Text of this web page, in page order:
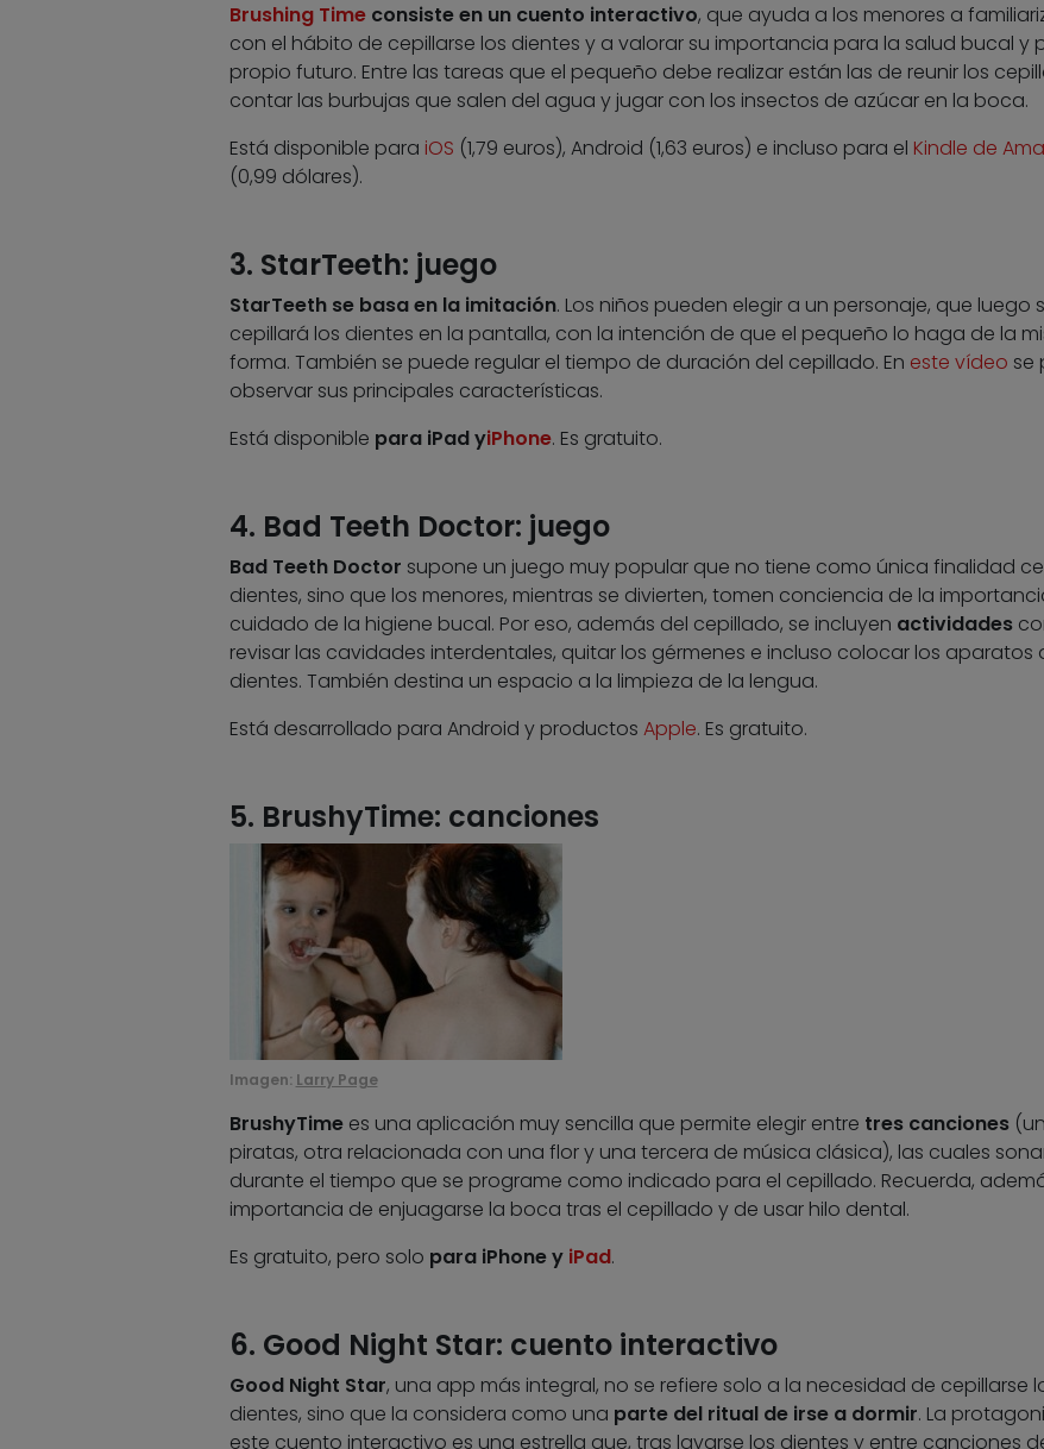
Brushing Timeconsiste en un cuento interactivo, que ayuda a los menores a
con el hábito de cepillarse los dientes y a valorar su importancia para la salud bucal y
propio futuro. Entre las tareas que el pequeño debe realizar están las de reunir los
contar las burbujas que salen del agua y jugar con los insectos de azúcar en la boca.
Está disponible para iOS (1,79 euros), Android (1,63 euros) e incluso para el Kindle de
(0,99 dólares).
3. StarTeeth: juego
StarTeeth se basa en la imitación. Los niños pueden elegir a un personaje, que luego
cepillará los dientes en la pantalla, con la intención de que el pequeño lo haga de la
forma. También se puede regular el tiempo de duración del cepillado. En este vídeo se
observar sus principales características.
Está disponible para iPad yiPhone. Es gratuito.
4. Bad Teeth Doctor: juego
Bad Teeth Doctor supone un juego muy popular que no tiene como única finalidad
dientes, sino que los menores, mientras se divierten, tomen conciencia de la
cuidado de la higiene bucal. Por eso, además del cepillado, se incluyen actividades
revisar las cavidades interdentales, quitar los gérmenes e incluso colocar los aparatos
dientes. También destina un espacio a la limpieza de la lengua.
Está desarrollado para Android y productos Apple. Es gratuito.
5. BrushyTime: canciones
Imagen: Larry Page
BrushyTimees una aplicación muy sencilla que permite elegir entre tres canciones
piratas, otra relacionada con una flor y una tercera de música clásica), las cuales
durante el tiempo que se programe como indicado para el cepillado. Recuerda,
importancia de enjuagarse la boca tras el cepillado y de usar hilo dental.
Es gratuito, pero solo para iPhone y iPad.
6. Good Night Star: cuento interactivo
Good Night Star, una app más integral, no se refiere solo a la necesidad de cepillarse
dientes, sino que la considera como una parte del ritual de irse a dormir. La
este cuento interactivo es una estrella que, tras lavarse los dientes y entre canciones